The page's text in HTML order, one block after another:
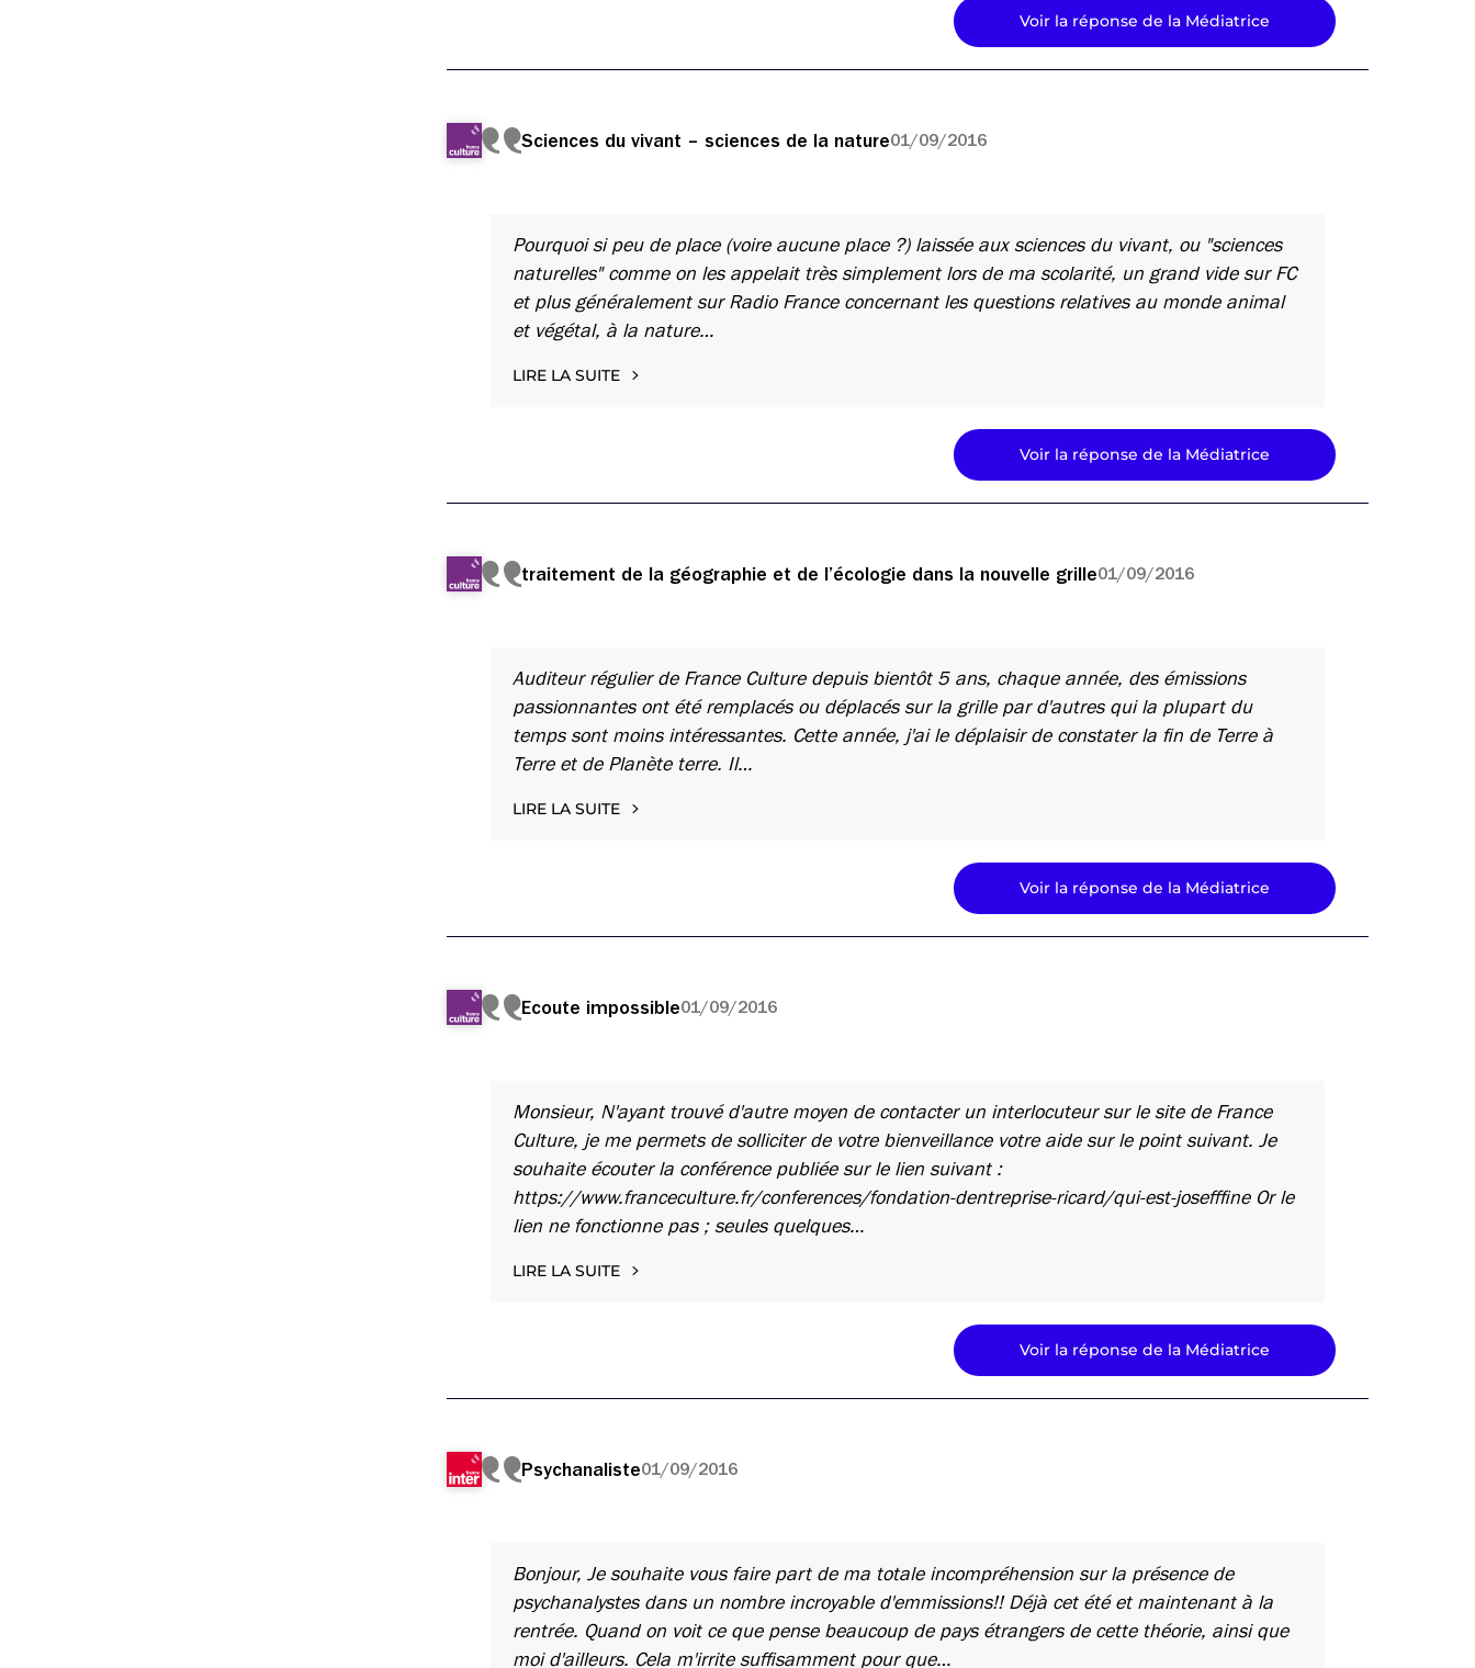
Voir la réponse de la Médiatrice
Sciences du vivant – sciences de la nature01/09/2016
Pourquoi si peu de place (voire aucune place ?) laissée aux sciences du vivant, ou "sciences
naturelles" comme on les appelait très simplement lors de ma scolarité, un grand vide sur FC
et plus généralement sur Radio France concernant les questions relatives au monde animal
et végétal, à la nature…
LIRE LA SUITE
Voir la réponse de la Médiatrice
traitement de la géographie et de l’écologie dans la nouvelle grille01/09/2016
Auditeur régulier de France Culture depuis bientôt 5 ans, chaque année, des émissions
passionnantes ont été remplacés ou déplacés sur la grille par d'autres qui la plupart du
temps sont moins intéressantes. Cette année, j'ai le déplaisir de constater la fin de Terre à
Terre et de Planète terre. Il…
LIRE LA SUITE
Voir la réponse de la Médiatrice
Ecoute impossible01/09/2016
Monsieur, N'ayant trouvé d'autre moyen de contacter un interlocuteur sur le site de France
Culture, je me permets de solliciter de votre bienveillance votre aide sur le point suivant. Je
souhaite écouter la conférence publiée sur le lien suivant :
https://www.franceculture.fr/conferences/fondation-dentreprise-ricard/qui-est-josefffine Or le
lien ne fonctionne pas ; seules quelques…
LIRE LA SUITE
Voir la réponse de la Médiatrice
Psychanaliste01/09/2016
Bonjour, Je souhaite vous faire part de ma totale incompréhension sur la présence de
psychanalystes dans un nombre incroyable d'emmissions!! Déjà cet été et maintenant à la
rentrée. Quand on voit ce que pense beaucoup de pays étrangers de cette théorie, ainsi que
moi d'ailleurs. Cela m'irrite suffisamment pour que…